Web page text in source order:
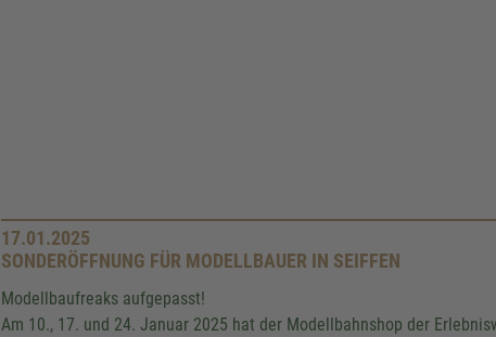
17.01.2025
SONDERÖFFNUNG FÜR MODELLBAUER IN SEIFFEN
Modellbaufreaks aufgepasst!
Am 10., 17. und 24. Januar 2025 hat der Modellbahnshop der